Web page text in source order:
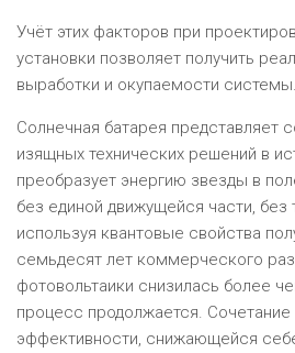
Учёт этих факторов при
установки позволяет получить
выработки и окупаемости системы.
Солнечная батарея представляет
изящных технических решений в
преобразует энергию звезды в
без единой движущейся части, без
используя квантовые свойства
семьдесят лет коммерческого
фотовольтаики снизилась более
процесс продолжается.
эффективности, снижающейся